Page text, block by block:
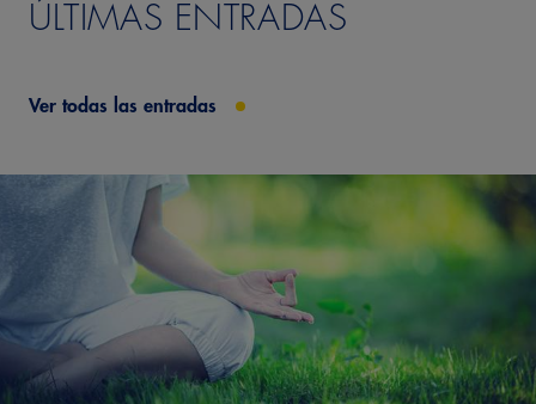
ÚLTIMAS ENTRADAS
Ver todas las entradas